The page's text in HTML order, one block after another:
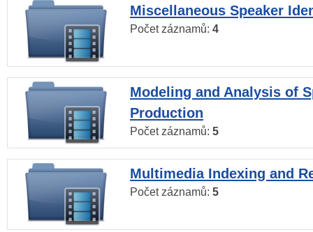
Miscellaneous Speaker
Počet záznamů: 4
Modeling and Analysis of
Production
Počet záznamů: 5
Multimedia Indexing and
Počet záznamů: 5